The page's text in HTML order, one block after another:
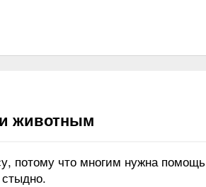
животным
потому что многим нужна помощь